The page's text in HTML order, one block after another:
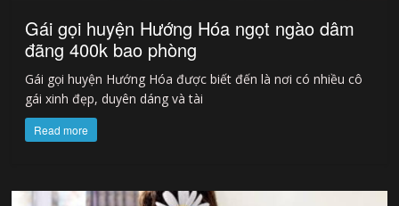
Gái gọi huyện Hướng Hóa ngọt ngào dâm
đãng 400k bao phòng
Gái gọi huyện Hướng Hóa được biết đến là nơi có nhiều cô
gái xinh đẹp, duyên dáng và tài
Read more